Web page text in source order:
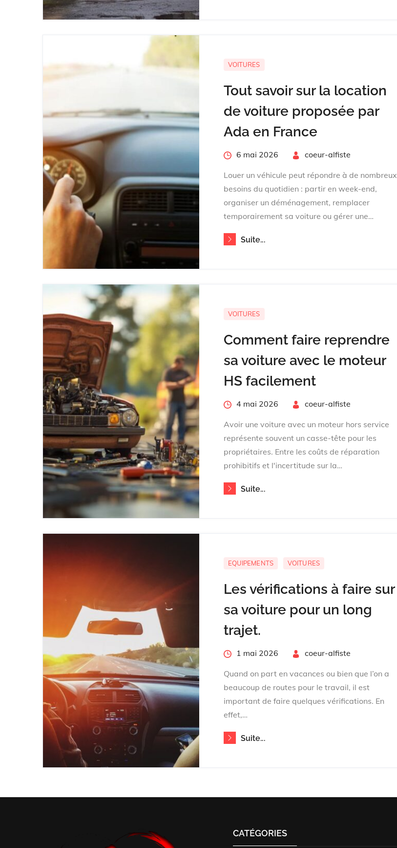
VOITURES
Tout savoir sur la location
de voiture proposée par
Ada en France
Posted6 mai 2026 coeur-alfiste
Louer un véhicule peut répondre à de nombreux
besoins du quotidien : partir en week-end,
organiser un déménagement, remplacer
temporairement sa voiture ou gérer une…
Suite...
VOITURES
Comment faire reprendre
sa voiture avec le moteur
HS facilement
Posted4 mai 2026 coeur-alfiste
Avoir une voiture avec un moteur hors service
représente souvent un casse-tête pour les
propriétaires. Entre les coûts de réparation
prohibitifs et l'incertitude sur la…
Suite...
EQUIPEMENTS VOITURES
Les vérifications à faire sur
sa voiture pour un long
trajet.
Posted1 mai 2026 coeur-alfiste
Quand on part en vacances ou bien que l’on a
beaucoup de routes pour le travail, il est
important de faire quelques vérifications. En
effet,…
Suite...
CATÉGORIES